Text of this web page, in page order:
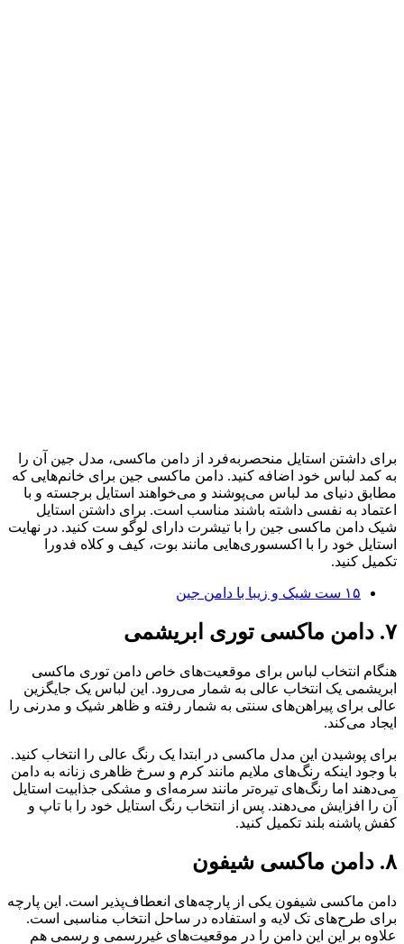
برای داشتن استایل منحصر‌به‌فرد از دامن ماکسی، مدل جین آن را
به کمد لباس خود اضافه کنید. دامن ماکسی جین برای خانم‌هایی که
مطابق دنیای مد لباس می‌پوشند و می‌خواهند استایل برجسته و با
اعتماد به نفسی داشته باشند مناسب است. برای داشتن استایل
شیک دامن ماکسی جین را با تیشرت دارای لوگو ست کنید. در نهایت
استایل خود را با اکسسوری‌هایی مانند بوت، کیف و کلاه فدورا
تکمیل کنید.
۱۵ ست شیک و زیبا با دامن جین
۷. دامن ماکسی توری ابریشمی
هنگام انتخاب لباس برای موقعیت‌های خاص دامن توری ماکسی
ابریشمی یک انتخاب عالی به شمار می‌رود. این لباس یک جایگزین
عالی برای پیراهن‌های سنتی به شمار رفته و ظاهر شیک و مدرنی را
ایجاد می‌کند.
برای پوشیدن این مدل ماکسی در ابتدا یک رنگ عالی را انتخاب کنید.
با وجود اینکه رنگ‌های ملایم مانند کرم و سرخ ظاهری زنانه به دامن
می‌دهند اما رنگ‌های تیره‌تر مانند سرمه‌ای و مشکی جذابیت استایل
آن را افزایش می‌دهند. پس از انتخاب رنگ استایل خود را با تاپ و
کفش پاشنه بلند تکمیل کنید.
۸. دامن ماکسی شیفون
دامن ماکسی شیفون یکی از پارچه‌های انعطاف‌پذیر است. این پارچه
برای طرح‌های تک لایه و استفاده در ساحل انتخاب مناسبی است.
علاوه بر این این دامن را در موقعیت‌های غیررسمی و رسمی هم